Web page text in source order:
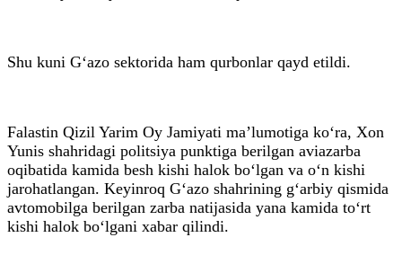
Shu kuni G‘azo sektorida ham qurbonlar qayd etildi.
Falastin Qizil Yarim Oy Jamiyati ma’lumotiga ko‘ra, Xon
Yunis shahridagi politsiya punktiga berilgan aviazarba
oqibatida kamida besh kishi halok bo‘lgan va o‘n kishi
jarohatlangan. Keyinroq G‘azo shahrining g‘arbiy qismida
avtomobilga berilgan zarba natijasida yana kamida to‘rt
kishi halok bo‘lgani xabar qilindi.